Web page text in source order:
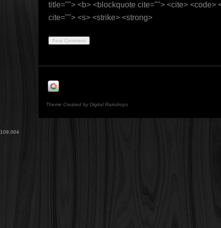
title=""> <b> <blockquote cite=""> <cite> <code>
cite=""> <s> <strike> <strong>
Theme Created by Digital Raindrops
109,004